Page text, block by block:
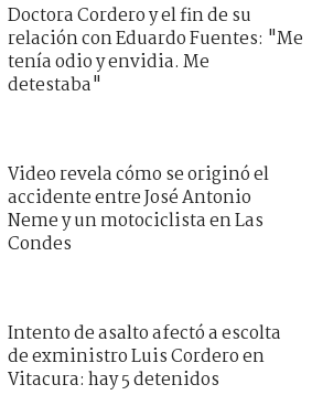
Doctora Cordero y el fin de su
relación con Eduardo Fuentes: "Me
tenía odio y envidia. Me
detestaba"
Video revela cómo se originó el
accidente entre José Antonio
Neme y un motociclista en Las
Condes
Intento de asalto afectó a escolta
de exministro Luis Cordero en
Vitacura: hay 5 detenidos